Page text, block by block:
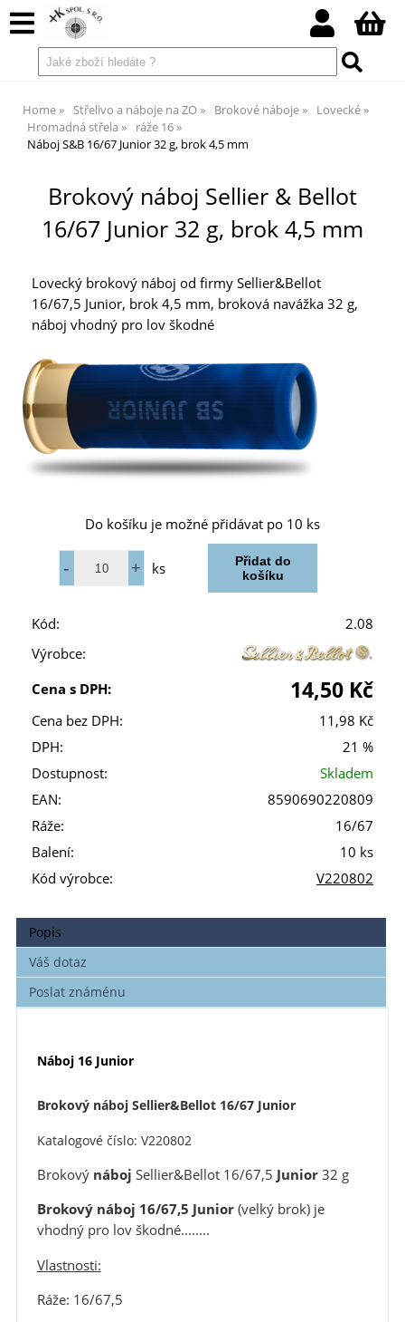
Home Střelivo a náboje na ZO Brokové náboje
Lovecké
Hromadná střela
ráže 16
Náboj S&B 16/67 Junior 32 g, brok 4,5 mm
Brokový náboj Sellier & Bellot
16/67 Junior 32 g, brok 4,5 mm
Lovecký brokový náboj od firmy Sellier&Bellot
16/67,5 Junior, brok 4,5 mm, broková navážka 32 g,
náboj vhodný pro lov škodné
Do košíku je možné přidávat po 10 ks
ks
Kód:
2.08
Výrobce:
Cena s DPH:
14,50 Kč
Cena bez DPH:
11,98 Kč
DPH:
21 %
Dostupnost:
Skladem
EAN:
8590690220809
Ráže:
16/67
Balení:
10 ks
Kód výrobce:
V220802
Popis
Váš dotaz
Poslat známénu
Náboj 16 Junior
Brokový náboj Sellier&Bellot 16/67 Junior
Katalogové číslo: V220802
Brokový náboj Sellier&Bellot 16/67,5 Junior32 g
Brokový náboj 16/67,5 Junior(velký brok) je
vhodný pro lov škodné........
Vlastnosti:
Ráže: 16/67,5